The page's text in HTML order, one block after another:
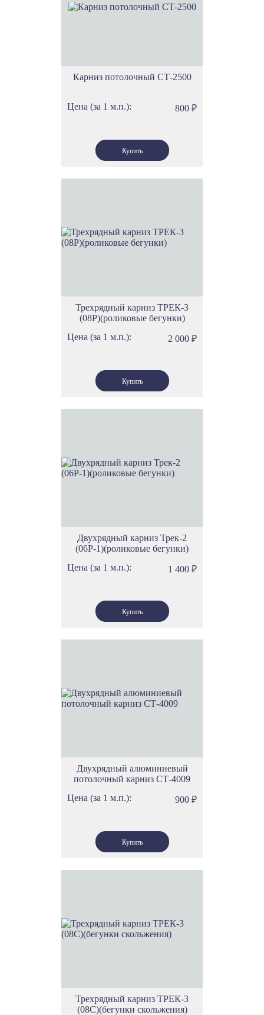
Карниз потолочный СТ-2500
Цена (за 1 м.п.): 800 ₽
Трехрядный карниз ТРЕК-3
(08Р)(роликовые бегунки)
Цена (за 1 м.п.):
2 000 ₽
Двухрядный карниз Трек-2
(06Р-1)(роликовые бегунки)
Цена (за 1 м.п.):
1 400 ₽
Двухрядный алюминиевый
потолочный карниз СТ-4009
Цена (за 1 м.п.):
900 ₽
Трехрядный карниз ТРЕК-3
(08С)(бегунки скольжения)